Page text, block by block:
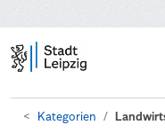
Kategorien